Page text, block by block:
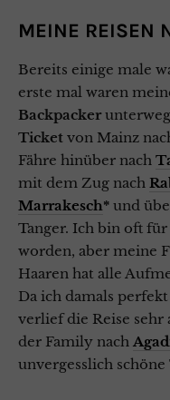
MEINE REISEN
Bereits einige male
erste mal waren
Backpacker
Ticket von Mainz
Fähre hinüber nach
mit dem Zug nach
Marrakesch* und
Tanger. Ich bin oft
worden, aber meine
Haaren hat alle
Da ich damals
verlief die Reise sehr
der Family nach
unvergesslich